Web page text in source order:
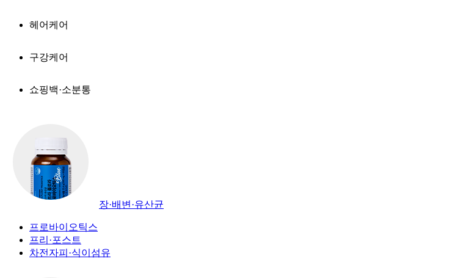
헤어케어
구강케어
쇼핑백·소분통
장·배변·유산균
프로바이오틱스
프리·포스트
차전자피·식이섬유